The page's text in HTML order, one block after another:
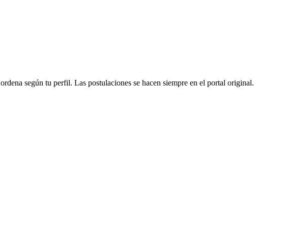
según tu perfil. Las postulaciones se hacen siempre en el portal original.